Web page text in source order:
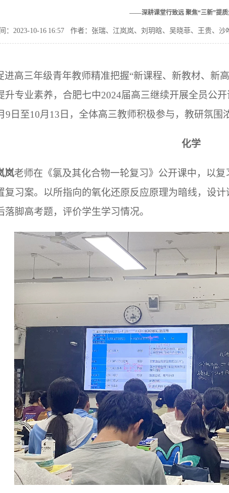
——深耕课堂行致远 聚焦“三新”提质
：2023-10-16 16:57 作者：张瑞、江岚岚、刘玥晗、吴晓菲、王贵、沙
进高三年级青年教师精准把握“新课程、新教材、新
升专业素养，合肥七中2024届高三继续开展全员公
9日至10月13日，全体高三教师积极参与，教研氛围
化学
岚老师在《氯及其化合物一轮复习》公开课中，以
复习案。以所指向的氧化还原反应原理为暗线，设
落脚高考题，评价学生学习情况。